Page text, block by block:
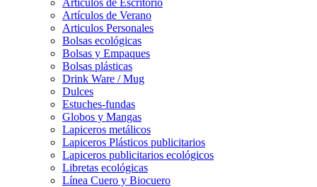
Artículos de Escritorio
Artículos de Verano
Articulos Personales
Bolsas ecológicas
Bolsas y Empaques
Bolsas plásticas
Drink Ware / Mug
Dulces
Estuches-fundas
Globos y Mangas
Lapiceros metálicos
Lapiceros Plásticos publicitarios
Lapiceros publicitarios ecológicos
Libretas ecológicas
Línea Cuero y Biocuero